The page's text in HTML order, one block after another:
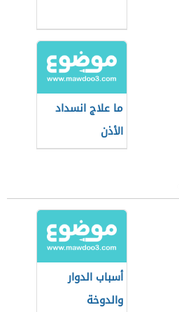
ما علاج انسداد
الأذن
أسباب الدوار
والدوخة